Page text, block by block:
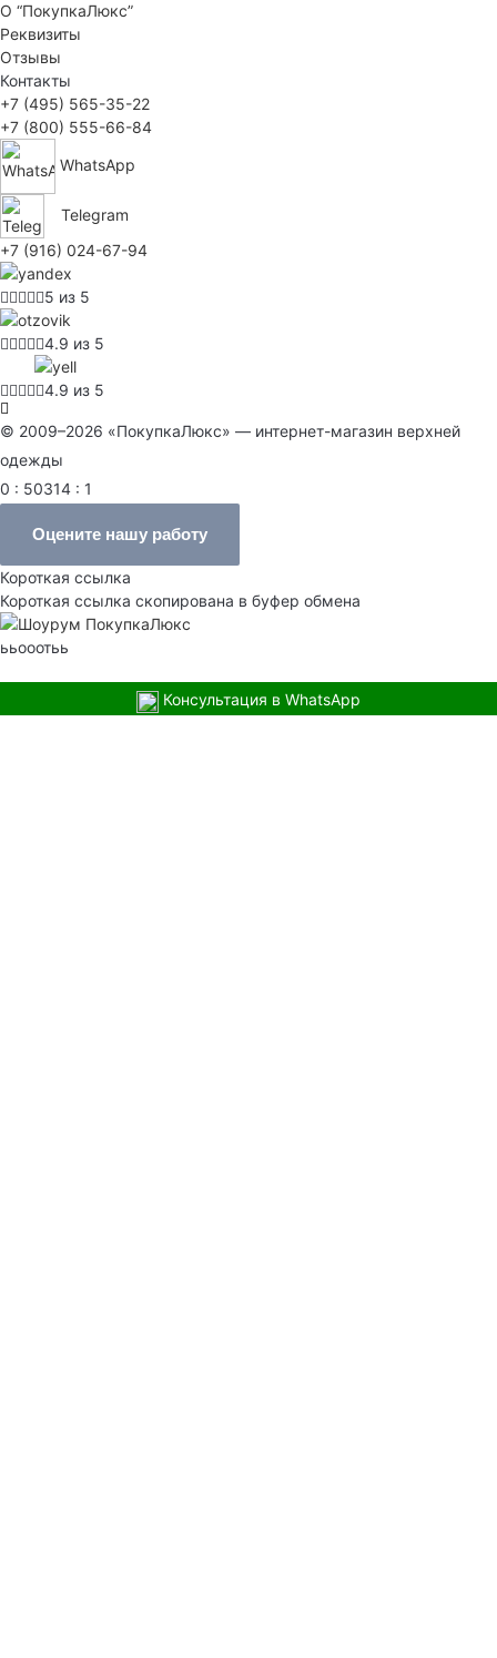
О “ПокупкаЛюкс”
Реквизиты
Отзывы
Контакты
+7 (495) 565-35-22
+7 (800) 555-66-84
WhatsApp
Telegram
+7 (916) 024-67-94
5 из 5
4.9 из 5
4.9 из 5
© 2009–2026 «ПокупкаЛюкс» — интернет-магазин верхней
одежды
0 : 50314 : 1
Оцените нашу работу
Короткая ссылка
Короткая ссылка скопирована в буфер обмена
ььооотьь
Консультация в WhatsApp